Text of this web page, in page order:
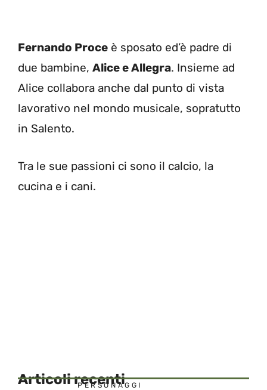
Fernando Proce è sposato ed’è padre di
due bambine, Alice e Allegra. Insieme ad
Alice collabora anche dal punto di vista
lavorativo nel mondo musicale, sopratutto
in Salento.
Tra le sue passioni ci sono il calcio, la
cucina e i cani.
Articoli recenti
PERSONAGGI